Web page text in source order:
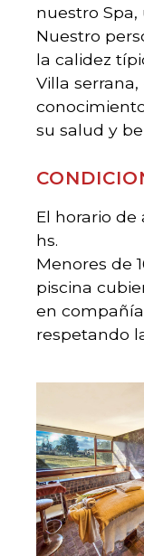
nuestro
Nuestro
la calidez
Villa
su salud y
El horario de
hs.
Menores de
piscina
en
respetando